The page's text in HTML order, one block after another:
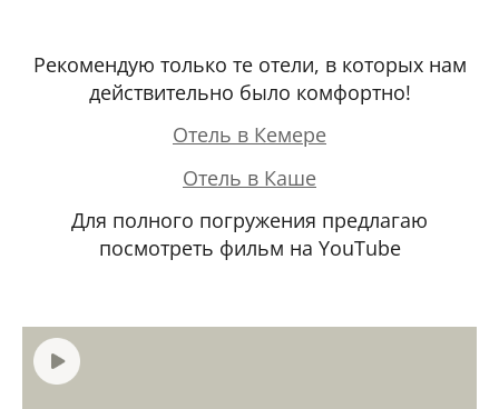
Рекомендую только те отели, в которых нам
действительно было комфортно!
Отель в Кемере
Отель в Каше
Для полного погружения предлагаю
посмотреть фильм на YouTube